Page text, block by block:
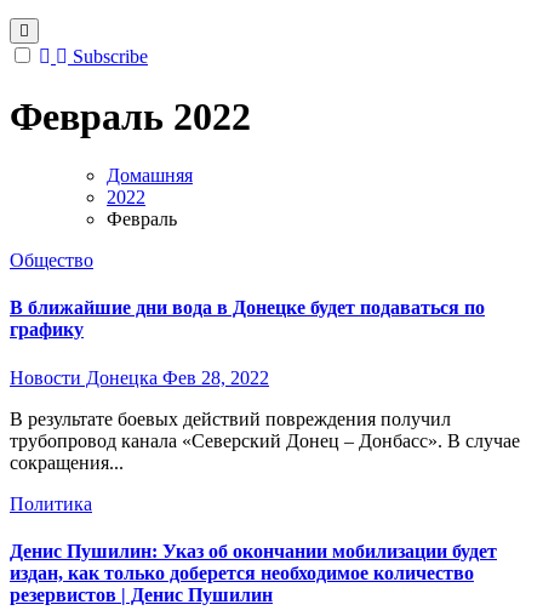
Subscribe
Февраль 2022
Домашняя
2022
Февраль
Общество
В ближайшие дни вода в Донецке будет подаваться по
графику
Новости Донецка Фев 28, 2022
В результате боевых действий повреждения получил
трубопровод канала «Северский Донец – Донбасс». В случае
сокращения...
Политика
Денис Пушилин: Указ об окончании мобилизации будет
издан, как только доберется необходимое количество
резервистов | Денис Пушилин